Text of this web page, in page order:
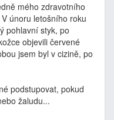
mého zdravotního
únoru letošního roku
pohlavní styk, po
objevili červené
jsem byl v cizině, po
podstupovat, pokud
žaludu...